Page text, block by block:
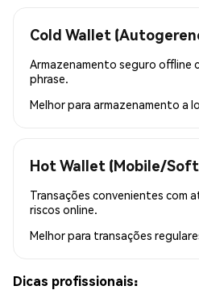
Cold Wallet
Armazenamento seguro offline
phrase.
Melhor para armazenamento a
Hot Wallet (Mobile/
Transações convenientes com
riscos online.
Melhor para transações
Dicas profissionais: